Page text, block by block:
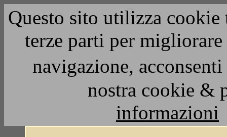
Questo sito utilizza
terze parti per
navigazione,
nostra cookie &
informazioni